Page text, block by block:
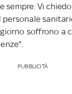
sempre. Vi
personale
soffrono a
PUBBLICITÀ